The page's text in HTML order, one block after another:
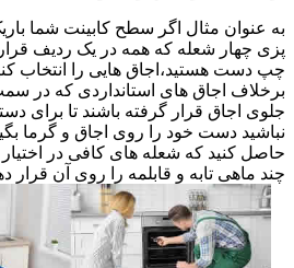
به عنوان مثال اگر سطح کابینت شما
پزی چهار شعله که همه در یک ردیف قرار
چپ دست هستید،اجاق هایی را انتخاب
برخلاف اجاق های استانداردی که در
جلوی اجاق قرار گرفته باشند تا برای
نباشید دست خود را روی اجاق و گرما
حاصل کنید که شعله های کافی در اختیار
چند ماهی تابه و قابلمه را روی آن قرار